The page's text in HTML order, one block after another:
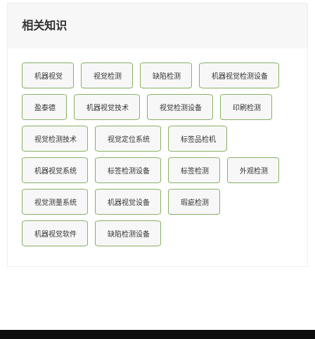
相关知识
机器视觉 视觉检测 缺陷检测 机器视觉检测设备
盈泰德 机器视觉技术 视觉检测设备 印刷检测
视觉检测技术 视觉定位系统 标签品检机
机器视觉系统 标签检测设备 标签检测 外观检测
视觉测量系统 机器视觉设备 瑕疵检测
机器视觉软件 缺陷检测设备